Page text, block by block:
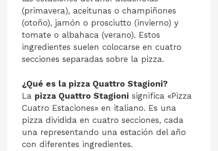
(primavera), aceitunas o champiñones
(otoño), jamón o prosciutto (invierno) y
tomate o albahaca (verano). Estos
ingredientes suelen colocarse en cuatro
secciones separadas sobre la pizza.
¿Qué es la pizza Quattro Stagioni?
La pizza Quattro Stagioni significa «Pizza
Cuatro Estaciones» en italiano. Es una
pizza dividida en cuatro secciones, cada
una representando una estación del año
con diferentes ingredientes.